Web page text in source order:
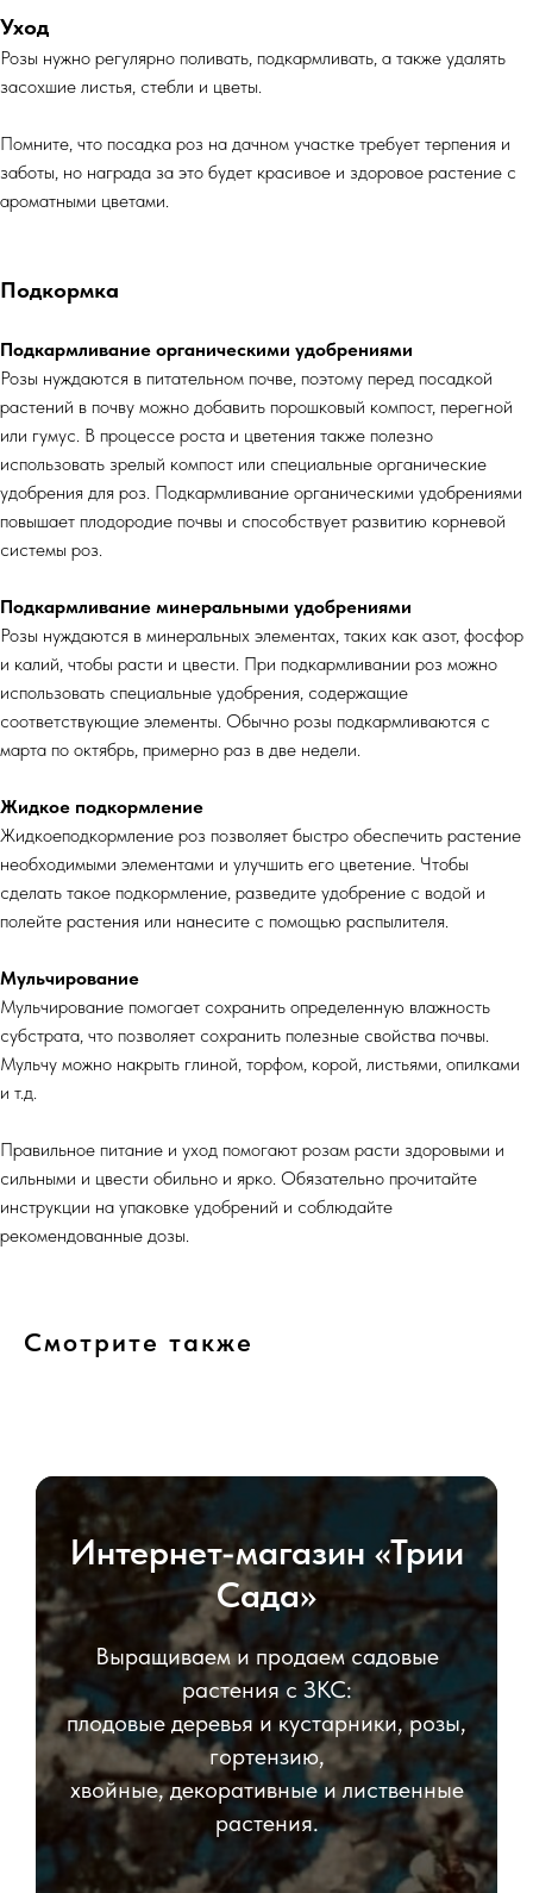
Уход
Розы нужно регулярно поливать, подкармливать, а также удалять
засохшие листья, стебли и цветы.
Помните, что посадка роз на дачном участке требует терпения и
заботы, но награда за это будет красивое и здоровое растение с
ароматными цветами.
Подкормка
Подкармливание органическими удобрениями
Розы нуждаются в питательном почве, поэтому перед посадкой
растений в почву можно добавить порошковый компост, перегной
или гумус. В процессе роста и цветения также полезно
использовать зрелый компост или специальные органические
удобрения для роз. Подкармливание органическими удобрениями
повышает плодородие почвы и способствует развитию корневой
системы роз.
Подкармливание минеральными удобрениями
Розы нуждаются в минеральных элементах, таких как азот, фосфор
и калий, чтобы расти и цвести. При подкармливании роз можно
использовать специальные удобрения, содержащие
соответствующие элементы. Обычно розы подкармливаются с
марта по октябрь, примерно раз в две недели.
Жидкое подкормление
Жидкоеподкормление роз позволяет быстро обеспечить растение
необходимыми элементами и улучшить его цветение. Чтобы
сделать такое подкормление, разведите удобрение с водой и
полейте растения или нанесите с помощью распылителя.
Мульчирование
Мульчирование помогает сохранить определенную влажность
субстрата, что позволяет сохранить полезные свойства почвы.
Мульчу можно накрыть глиной, торфом, корой, листьями, опилками
и т.д.
Правильное питание и уход помогают розам расти здоровыми и
сильными и цвести обильно и ярко. Обязательно прочитайте
инструкции на упаковке удобрений и соблюдайте
рекомендованные дозы.
Смотрите также
Интернет-магазин «Трии
Сада»
Выращиваем и продаем садовые
растения с ЗКС:
плодовые деревья и кустарники, розы,
гортензию,
хвойные, декоративные и лиственные
растения.